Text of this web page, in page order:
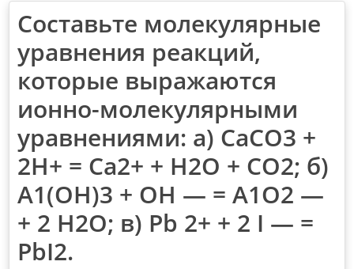
Составьте молекулярные
уравнения реакций,
которые выражаются
ионно-молекулярными
уравнениями: а) СаСО3 +
2Н+ = Са2+ + Н2O + СO2; б)
А1(ОН)3 + ОН — = А1O2 —
+ 2 Н2O; в) Рb 2+ + 2 I — =
РbI2.